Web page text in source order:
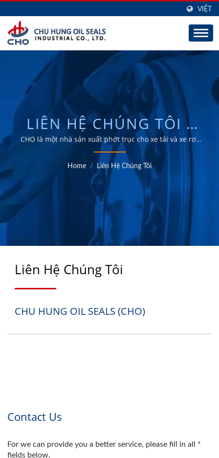
VIỆT
LIÊN HỆ CHÚNG TÔI /
NHÀ SẢN XUẤT E-
BARRIER WHEEL SEALS,
CENTURION WHEEL
SEALS &
AXLE/CASSETTE SEALS
CHO NGÀNH Ô TÔ VÀ
CÔNG NGHIỆP TỪ NĂM
1988 | CHU HUNG OIL
LTD.
CHO là một nhà sản xuất phớt trục cho xe tải và xe rơ-
moóc, có khả năng ODM và OEM trong 30 năm.
Home / Liên Hệ Chúng Tôi
Liên Hệ Chúng Tôi
CHU HUNG OIL SEALS (CHO)